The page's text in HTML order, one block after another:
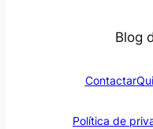
Blog
Contactar
Política de